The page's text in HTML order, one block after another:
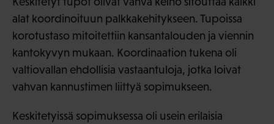
alat koordinoituun palkkakehitykseen. Tupoissa
korotustaso mitoitettiin kansantalouden ja viennin
kantokyvyn mukaan. Koordinaation tukena oli
valtiovallan ehdollisia vastaantuloja, jotka loivat
vahvan kannustimen liittyä sopimukseen.
Keskitetyissä sopimuksessa oli usein erilaisia